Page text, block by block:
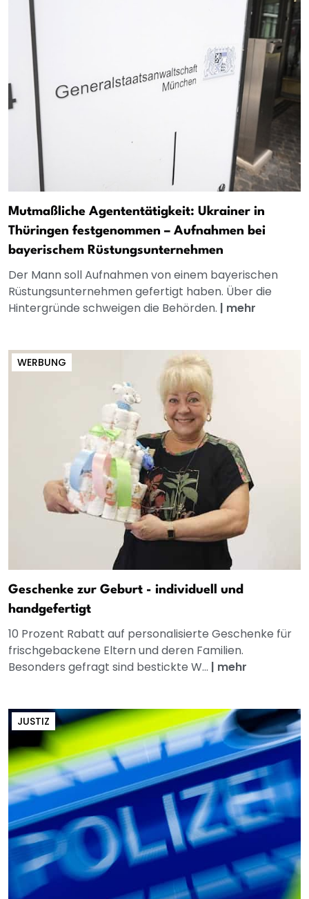
Mutmaßliche Agententätigkeit: Ukrainer in
Thüringen festgenommen – Aufnahmen bei
bayerischem Rüstungsunternehmen
Der Mann soll Aufnahmen von einem bayerischen
Rüstungsunternehmen gefertigt haben. Über die
Hintergründe schweigen die Behörden. | mehr
WERBUNG
Geschenke zur Geburt - individuell und
handgefertigt
10 Prozent Rabatt auf personalisierte Geschenke für
frischgebackene Eltern und deren Familien.
Besonders gefragt sind bestickte W... | mehr
JUSTIZ